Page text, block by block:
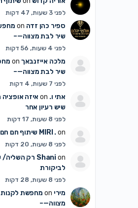
לפני 3 שעות, 47 דקות
ספיר כהן זדה
שיר לבת מצווה—–
לפני 4 שעות, 56 דקות
מלכה אייזנבאך
שיר לבת מצווה—–
לפני 7 שעות, 4 דקות
אתי ו.
איזה אופציה
שיש רעיון אחר
לפני 8 שעות, 17 דקות
MIRI .on שיתוף חם
לפני 8 שעות, 20 דקות
Shanion
רק השליה/
לביקורת
לפני 8 שעות, 28 דקות
מירי
מחפשת
מצווה—–